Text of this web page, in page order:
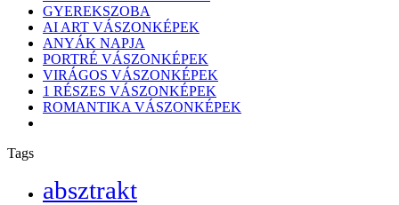
GYEREKSZOBA
AI ART VÁSZONKÉPEK
ANYÁK NAPJA
PORTRÉ VÁSZONKÉPEK
VIRÁGOS VÁSZONKÉPEK
1 RÉSZES VÁSZONKÉPEK
ROMANTIKA VÁSZONKÉPEK
Tags
absztrakt